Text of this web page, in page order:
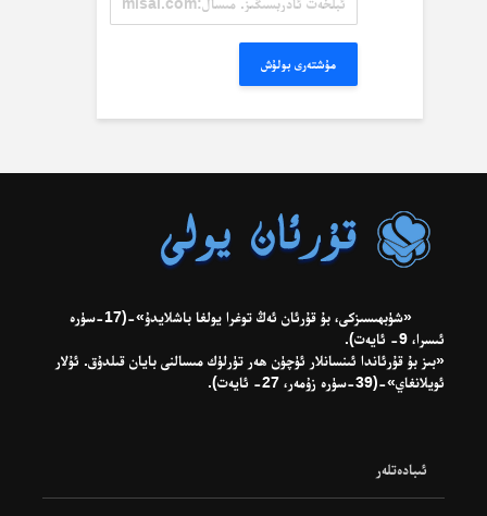
ئادرېسىڭىز.
مۇشتەرى بولۇش
«شۈبھىسىزكى، بۇ قۇرئان ئەڭ توغرا يولغا باشلايدۇ»-(17-سۈرە
ئىسرا، 9- ئايەت).
«بىز بۇ قۇرئاندا ئىنسانلار ئۈچۈن ھەر تۈرلۈك مىسالنى بايان قىلدۇق. ئۇلار
ئويلانغاي»-(39-سۈرە زۇمەر، 27- ئايەت).
ئىبادەتلەر